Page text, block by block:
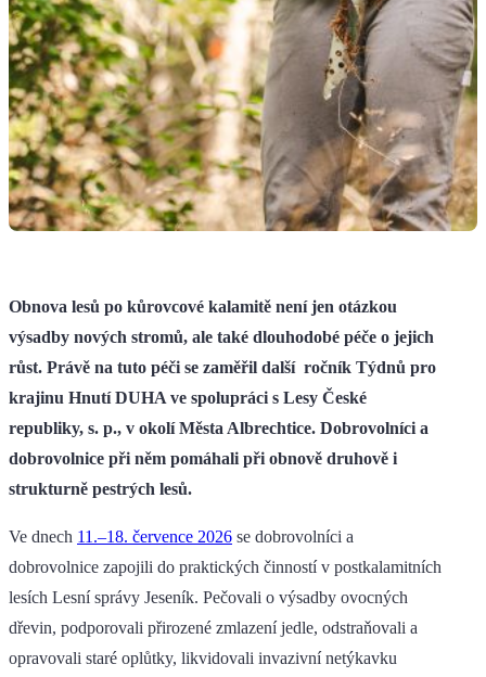
Obnova lesů po kůrovcové kalamitě není jen otázkou
výsadby nových stromů, ale také dlouhodobé péče o jejich
růst. Právě na tuto péči se zaměřil další ročník Týdnů pro
krajinu Hnutí DUHA ve spolupráci s Lesy České
republiky, s. p., v okolí Města Albrechtice. Dobrovolníci a
dobrovolnice při něm pomáhali při obnově druhově i
strukturně pestrých lesů.
Ve dnech 11.–18. července 2026 se dobrovolníci a
dobrovolnice zapojili do praktických činností v postkalamitních
lesích Lesní správy Jeseník. Pečovali o výsadby ovocných
dřevin, podporovali přirozené zmlazení jedle, odstraňovali a
opravovali staré oplůtky, likvidovali invazivní netýkavku